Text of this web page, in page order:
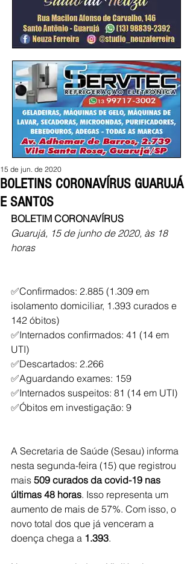
BOLETINS CORONAVÍRUS GUARUJÁ
E SANTOS
15 de jun. de 2020
BOLETIM CORONAVÍRUS
Guarujá, 15 de junho de 2020, às 18
horas
✅Confirmados: 2.885 (1.309 em
isolamento domiciliar, 1.393 curados e
142 óbitos)
✅Internados confirmados: 41 (14 em
UTI)
✅Descartados: 2.266
✅Aguardando exames: 159
✅Internados suspeitos: 81 (14 em UTI)
✅Óbitos em investigação: 9
A Secretaria de Saúde (Sesau) informa
nesta segunda-feira (15) que registrou
mais 509 curados da covid-19 nas
últimas 48 horas. Isso representa um
aumento de mais de 57%. Com isso, o
novo total dos que já venceram a
doença chega a 1.393.